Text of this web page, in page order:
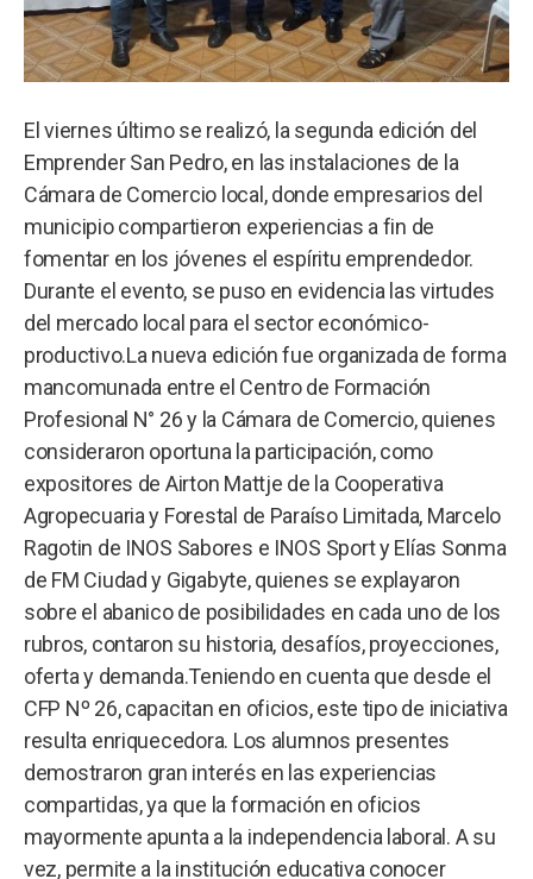
El viernes último se realizó, la segunda edición del
Emprender San Pedro, en las instalaciones de la
Cámara de Comercio local, donde empresarios del
municipio compartieron experiencias a fin de
fomentar en los jóvenes el espíritu emprendedor.
Durante el evento, se puso en evidencia las virtudes
del mercado local para el sector económico-
productivo.La nueva edición fue organizada de forma
mancomunada entre el Centro de Formación
Profesional N° 26 y la Cámara de Comercio, quienes
consideraron oportuna la participación, como
expositores de Airton Mattje de la Cooperativa
Agropecuaria y Forestal de Paraíso Limitada, Marcelo
Ragotin de INOS Sabores e INOS Sport y Elías Sonma
de FM Ciudad y Gigabyte, quienes se explayaron
sobre el abanico de posibilidades en cada uno de los
rubros, contaron su historia, desafíos, proyecciones,
oferta y demanda.Teniendo en cuenta que desde el
CFP Nº 26, capacitan en oficios, este tipo de iniciativa
resulta enriquecedora. Los alumnos presentes
demostraron gran interés en las experiencias
compartidas, ya que la formación en oficios
mayormente apunta a la independencia laboral. A su
vez, permite a la institución educativa conocer